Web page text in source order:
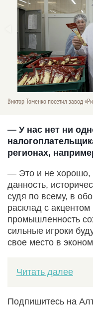
Виктор Томенко посетил завод
— У нас нет ни
регионах,
— Это и не хорошо,
данность,
судя по всему, в
расклад с акцентом
промышленность
сильные игроки
свое место в
Читать далее
Подпишитесь на